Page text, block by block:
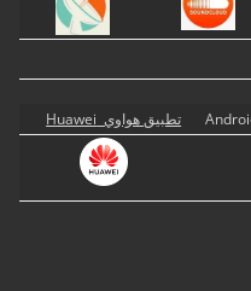
تطبيق هواوي Huawei